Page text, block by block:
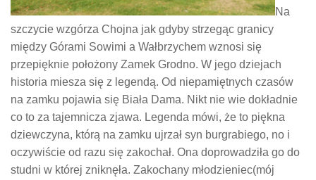
Na
szczycie wzgórza Chojna jak gdyby strzegąc granicy
między Górami Sowimi a Wałbrzychem wznosi się
przepięknie położony Zamek Grodno. W jego dziejach
historia miesza się z legendą. Od niepamiętnych czasów
na zamku pojawia się Biała Dama. Nikt nie wie dokładnie
co to za tajemnicza zjawa. Legenda mówi, że to piękna
dziewczyna, którą na zamku ujrzał syn burgrabiego, no i
oczywiście od razu się zakochał. Ona doprowadziła go do
studni w której zniknęła. Zakochany młodzieniec(mój